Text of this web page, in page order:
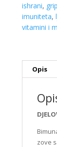
ishrani,
imuniteta,
vitamini i
Opis
zove